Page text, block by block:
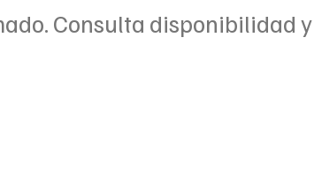
Consulta disponibilidad y